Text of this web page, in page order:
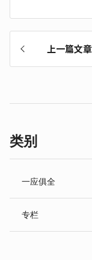
上一篇文章
类别
一应俱全
专栏